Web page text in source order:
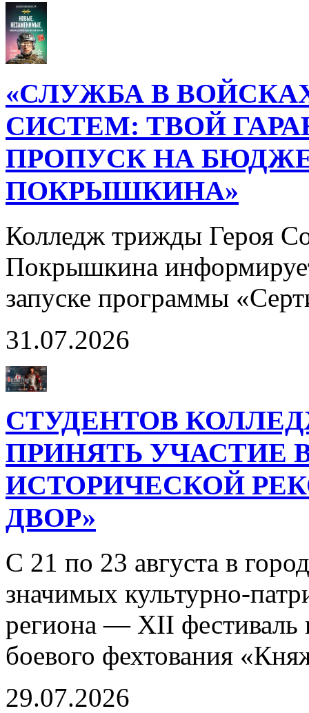
«СЛУЖБА В
СИСТЕМ: ТВОЙ
ПРОПУСК НА
ПОКРЫШКИНА»
Колледж трижды Героя
Покрышкина
запуске программы
31.07.2026
СТУДЕНТОВ
ПРИНЯТЬ УЧАСТИЕ
ИСТОРИЧЕСКОЙ
ДВОР»
С 21 по 23 августа в
значимых культурно-
региона — XII фестиваль
боевого фехтования
29.07.2026